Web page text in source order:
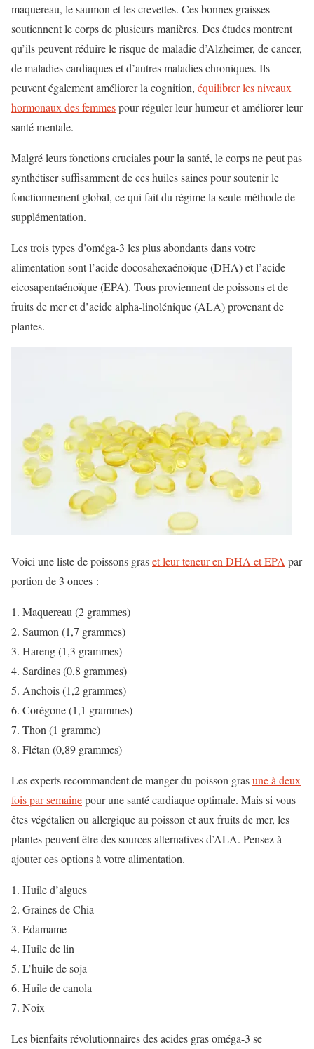
maquereau, le saumon et les crevettes. Ces bonnes graisses
soutiennent le corps de plusieurs manières. Des études montrent
qu’ils peuvent réduire le risque de maladie d’Alzheimer, de cancer,
de maladies cardiaques et d’autres maladies chroniques. Ils
peuvent également améliorer la cognition, équilibrer les niveaux
hormonaux des femmespour réguler leur humeur et améliorer leur
santé mentale.
Malgré leurs fonctions cruciales pour la santé, le corps ne peut pas
synthétiser suffisamment de ces huiles saines pour soutenir le
fonctionnement global, ce qui fait du régime la seule méthode de
supplémentation.
Les trois types d’oméga-3 les plus abondants dans votre
alimentation sont l’acide docosahexaénoïque (DHA) et l’acide
eicosapentaénoïque (EPA). Tous proviennent de poissons et de
fruits de mer et d’acide alpha-linolénique (ALA) provenant de
plantes.
Voici une liste de poissons graset leur teneur en DHA et EPA par
portion de 3 onces :
Maquereau (2 grammes)
Saumon (1,7 grammes)
Hareng (1,3 grammes)
Sardines (0,8 grammes)
Anchois (1,2 grammes)
Corégone (1,1 grammes)
Thon (1 gramme)
Flétan (0,89 grammes)
Les experts recommandent de manger du poisson grasune à deux
fois par semainepour une santé cardiaque optimale. Mais si vous
êtes végétalien ou allergique au poisson et aux fruits de mer, les
plantes peuvent être des sources alternatives d’ALA. Pensez à
ajouter ces options à votre alimentation.
Huile d’algues
Graines de Chia
Edamame
Huile de lin
L’huile de soja
Huile de canola
Noix
Les bienfaits révolutionnaires des acides gras oméga-3 se